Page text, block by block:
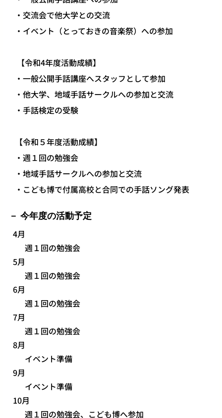
・交流会で他大学との交流
・イベント（とっておきの音楽祭）への参加
【令和4年度活動成績】
・一般公開手話講座へスタッフとして参加
・他大学、地域手話サークルへの参加と交流
・手話検定の受験
【令和５年度活動成績】
・週１回の勉強会
・地域手話サークルへの参加と交流
・こども博で付属高校と合同での手話ソング発表
今年度の活動予定
4月
週１回の勉強会
5月
週１回の勉強会
6月
週１回の勉強会
7月
週１回の勉強会
8月
イベント準備
9月
イベント準備
10月
週１回の勉強会、こども博へ参加